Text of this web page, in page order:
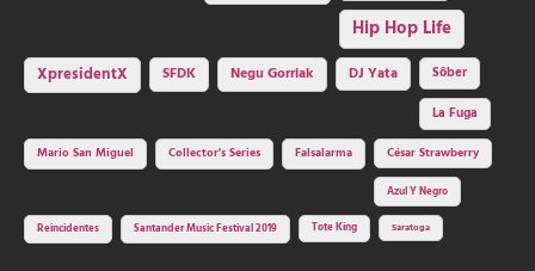
Hip Hop Life
XpresidentX SFDK Negu Gorriak DJ Yata
Sôber
La Fuga
Mario San Miguel
Collector's Series Falsalarma César Strawberry
Azul Y Negro
Reincidentes Santander Music Festival 2019 Tote King Saratoga